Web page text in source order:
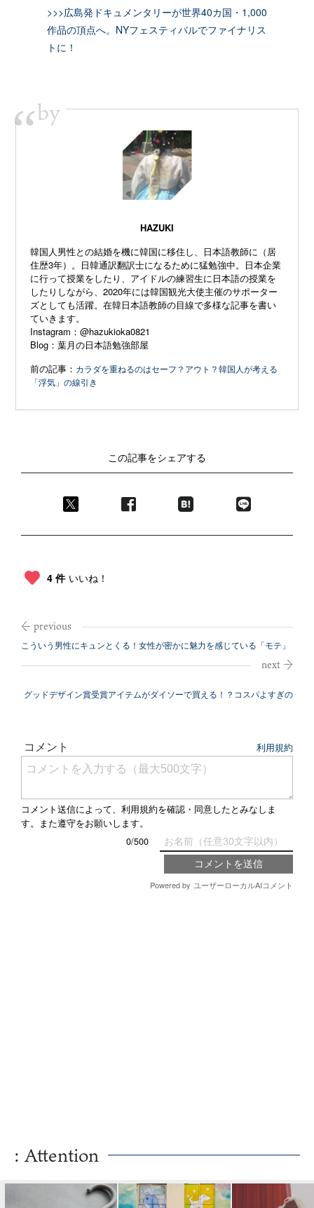
>>>広島発ドキュメンタリーが世界40カ国・1,000
作品の頂点へ。NYフェスティバルでファイナリス
トに！
“by
HAZUKI
韓国人男性との結婚を機に韓国に移住し、日本語教師に（居
住歴3年）。日韓通訳翻訳士になるために猛勉強中。日本企業
に行って授業をしたり、アイドルの練習生に日本語の授業を
したりしながら、2020年には韓国観光大使主催のサポーター
ズとしても活躍。在韓日本語教師の目線で多様な記事を書い
ていきます。
Instagram：@hazukioka0821
Blog：葉月の日本語勉強部屋
前の記事： カラダを重ねるのはセーフ？アウト？韓国人が考える
「浮気」の線引き
この記事をシェアする
4 件 いいね！
こういう男性にキュンとくる！女性が密かに魅力を感じている「モテ」
グッドデザイン賞受賞アイテムがダイソーで買える！？コスパよすぎの
: Attention